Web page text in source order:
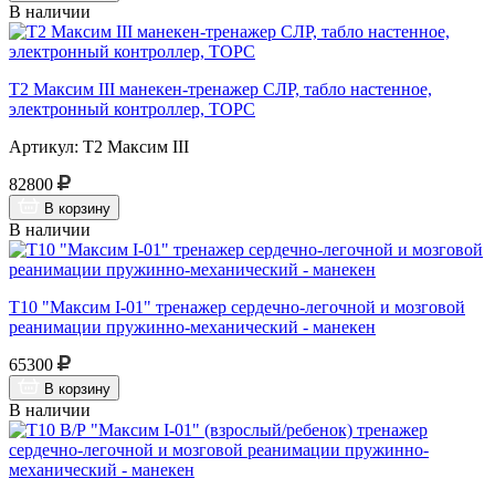
В наличии
Т2 Максим III манекен-тренажер СЛР, табло настенное,
электронный контроллер, ТОРС
Артикул: Т2 Максим III
82800
В корзину
В наличии
Т10 "Максим I-01" тренажер сердечно-легочной и мозговой
реанимации пружинно-механический - манекен
65300
В корзину
В наличии